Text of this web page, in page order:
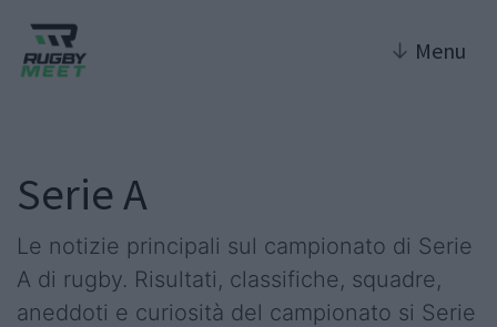
↓ Menu
Serie A
Le notizie principali sul campionato di Serie
A di rugby. Risultati, classifiche, squadre,
aneddoti e curiosità del campionato si Serie